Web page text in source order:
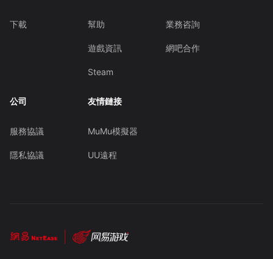
下載 幫助
遊戲資訊
Steam
業務咨詢
網吧合作
公司
服務協議
隱私協議
友情鏈接
MuMu模擬器
UU遠程